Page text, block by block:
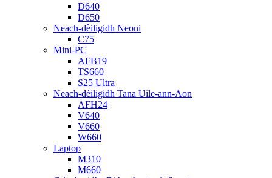
D640
D650
Neach-dèiligidh Neoni
C75
Mini-PC
AFB19
TS660
S25 Ultra
Neach-dèiligidh Tana Uile-ann-Aon
AFH24
V640
V660
W660
Laptop
M310
M660